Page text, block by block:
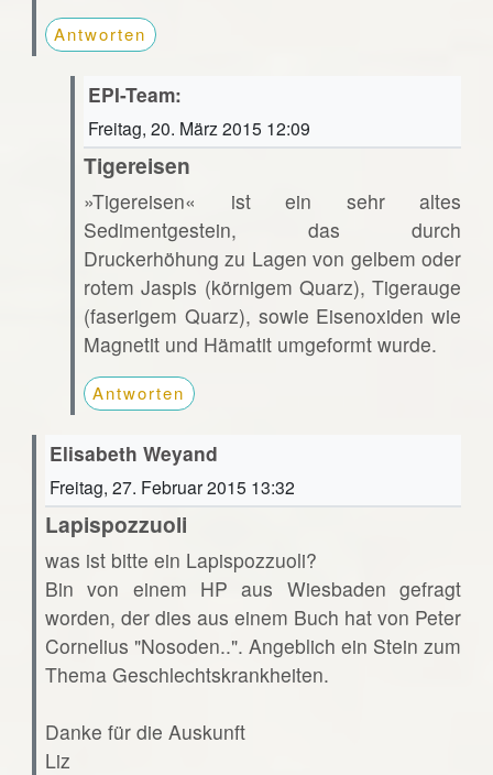
Antworten
EPI-Team:
Freitag, 20. März 2015 12:09
Tigereisen
»Tigereisen« ist ein sehr altes
Sedimentgestein, das durch
Druckerhöhung zu Lagen von gelbem oder
rotem Jaspis (körnigem Quarz), Tigerauge
(faserigem Quarz), sowie Eisenoxiden wie
Magnetit und Hämatit umgeformt wurde.
Antworten
Elisabeth Weyand
Freitag, 27. Februar 2015 13:32
Lapispozzuoli
was ist bitte ein Lapispozzuoli?
Bin von einem HP aus Wiesbaden gefragt
worden, der dies aus einem Buch hat von Peter
Cornelius "Nosoden..". Angeblich ein Stein zum
Thema Geschlechtskrankheiten.
Danke für die Auskunft
Liz